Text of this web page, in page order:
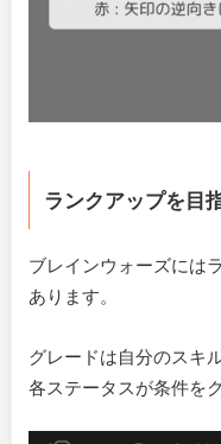
ランクアップを目
ブレインウォーズには
あります。
グレードは自分のスキ
各ステータスが条件を